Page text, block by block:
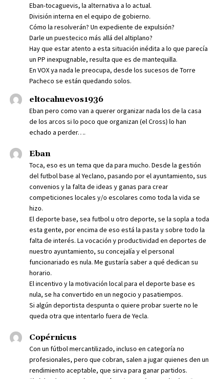
Eban-tocaguevis, la alternativa a lo actual.
División interna en el equipo de gobierno.
Cómo la resolverán? Un expediente de expulsión?
Darle un puestecico más allá del altiplano?
Hay que estar atento a esta situación inédita a lo que parecía
un PP inexpugnable, resulta que es de mantequilla.
En VOX ya nada le preocupa, desde los sucesos de Torre
Pacheco se están quedando solos.
eltocahuevos1936
Eban pero como van a querer organizar nada los de la casa
de los arcos si lo poco que organizan (el Cross) lo han
echado a perder….
Eban
Toca, eso es un tema que da para mucho. Desde la gestión
del futbol base al Yeclano, pasando por el ayuntamiento, sus
convenios y la falta de ideas y ganas para crear
competiciones locales y/o escolares como toda la vida se
hizo.
El deporte base, sea futbol u otro deporte, se la sopla a toda
esta gente, por encima de eso está la pasta y sobre todo la
falta de interés. La vocación y productividad en deportes de
nuestro ayuntamiento, su concejalía y el personal
funcionariado es nula. Me gustaría saber a qué dedican su
horario.
El incentivo y la motivación local para el deporte base es
nula, se ha convertido en un negocio y pasatiempos.
Si algún deportista despunta o quiere probar suerte no le
queda otra que intentarlo fuera de Yecla.
Copérnicus
Con un fútbol mercantilizado, incluso en categoría no
profesionales, pero que cobran, salen a jugar quienes den un
rendimiento aceptable, que sirva para ganar partidos.